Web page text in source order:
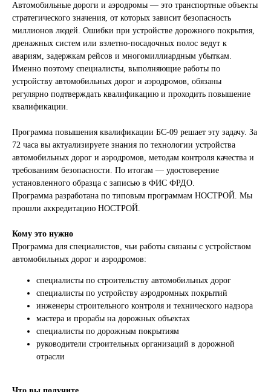
Автомобильные дороги и аэродромы — это транспортные объекты
стратегического значения, от которых зависит безопасность
миллионов людей. Ошибки при устройстве дорожного покрытия,
дренажных систем или взлетно-посадочных полос ведут к
авариям, задержкам рейсов и многомиллиардным убыткам.
Именно поэтому специалисты, выполняющие работы по
устройству автомобильных дорог и аэродромов, обязаны
регулярно подтверждать квалификацию и проходить повышение
квалификации.
Программа повышения квалификации БС-09 решает эту задачу. За
72 часа вы актуализируете знания по технологии устройства
автомобильных дорог и аэродромов, методам контроля качества и
требованиям безопасности. По итогам — удостоверение
установленного образца с записью в ФИС ФРДО.
Программа разработана по типовым программам НОСТРОЙ. Мы
прошли аккредитацию НОСТРОЙ.
Кому это нужно
Программа для специалистов, чьи работы связаны с устройством
автомобильных дорог и аэродромов:
специалисты по строительству автомобильных дорог
специалисты по устройству аэродромных покрытий
инженеры строительного контроля и технического надзора
мастера и прорабы на дорожных объектах
специалисты по дорожным покрытиям
руководители строительных организаций в дорожной
отрасли